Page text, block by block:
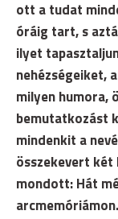
ott a tudat
óráig tart, s
ilyet
nehézségeiket,
milyen humora,
bemutatkozást
mindenkit a
összekevert két
mondott: Hát